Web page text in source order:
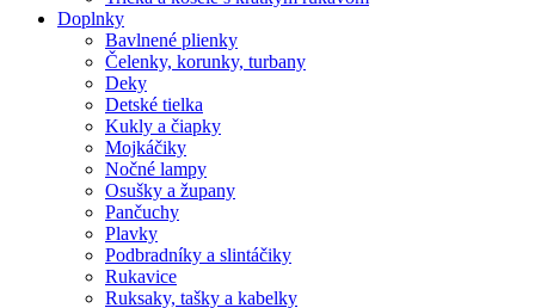
Doplnky
Bavlnené plienky
Čelenky, korunky, turbany
Deky
Detské tielka
Kukly a čiapky
Mojkáčiky
Nočné lampy
Osušky a župany
Pančuchy
Plavky
Podbradníky a slintáčiky
Rukavice
Ruksaky, tašky a kabelky